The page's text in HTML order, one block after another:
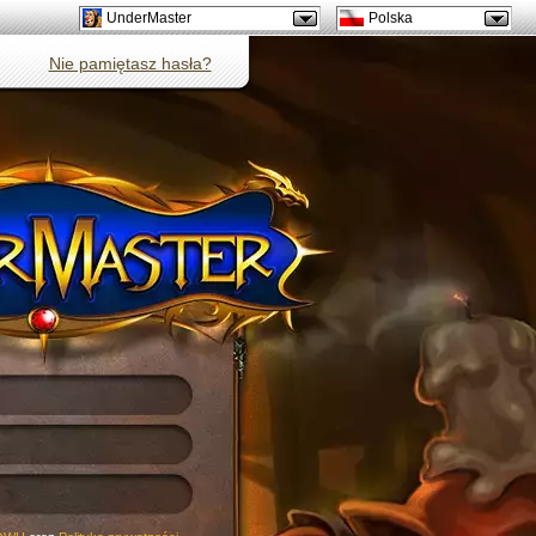
UnderMaster Polska
Nie pamiętasz hasła?